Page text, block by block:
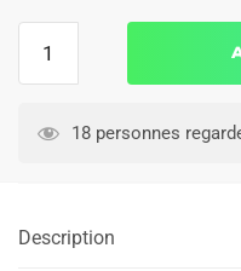
Match
2024
18 personnes
Description